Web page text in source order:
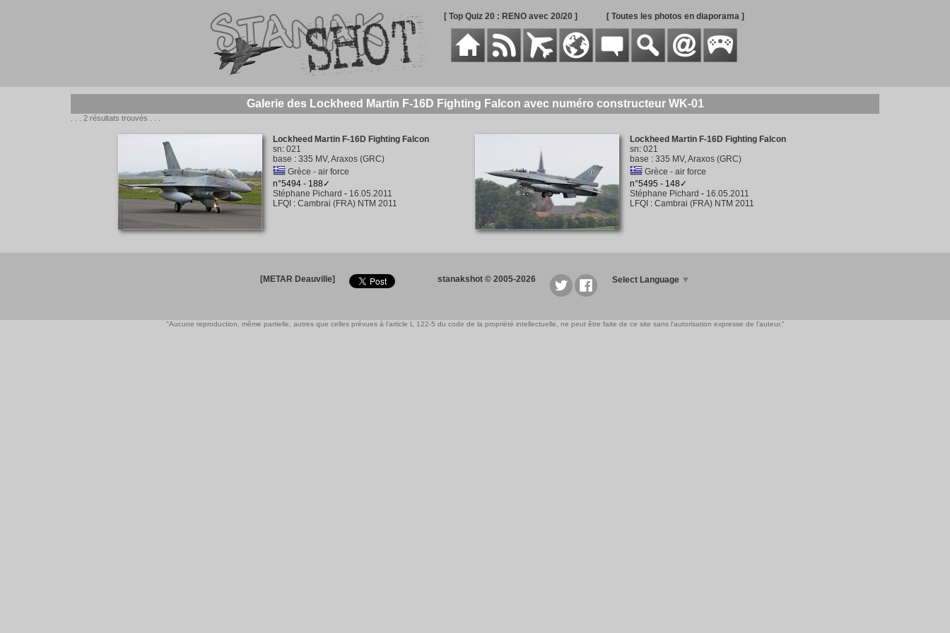
[ Top Quiz 20 : RENO avec 20/20 ] [ Toutes les photos en diaporama ]
Galerie des Lockheed Martin F-16D Fighting Falcon avec numéro constructeur WK-01
. . . 2 résultats trouvés . . .
Lockheed Martin F-16D Fighting Falcon
sn: 021
base : 335 MV, Araxos (GRC)
Grèce - air force
n°5494 - 188✓
Stéphane Pichard - 16.05.2011
LFQI : Cambrai (FRA) NTM 2011
Lockheed Martin F-16D Fighting Falcon
sn: 021
base : 335 MV, Araxos (GRC)
Grèce - air force
n°5495 - 148✓
Stéphane Pichard - 16.05.2011
LFQI : Cambrai (FRA) NTM 2011
[METAR Deauville] stanakshot © 2005-2026 Select Language ▼
"Aucune reproduction, même partielle, autres que celles prévues à l'article L 122-5 du code de la propriété intellectuelle, ne peut être faite de ce site sans l'autorisation expresse de l'auteur."